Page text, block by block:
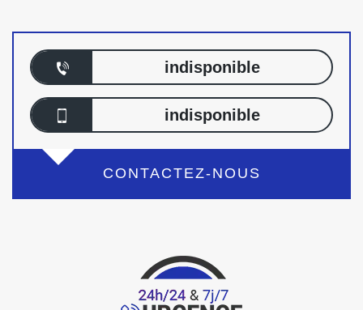
indisponible
indisponible
CONTACTEZ-NOUS